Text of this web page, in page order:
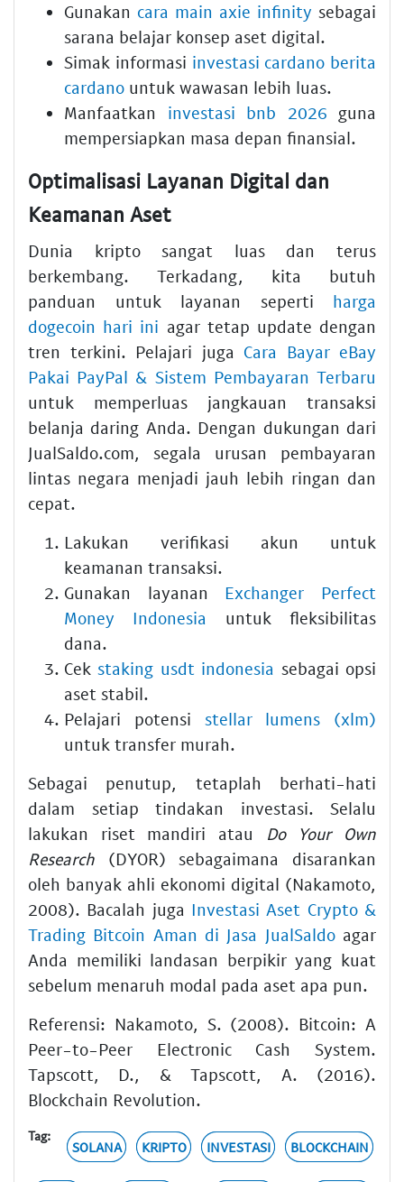
Gunakan cara main axie infinity sebagai
sarana belajar konsep aset digital.
Simak informasi investasi cardano berita
cardano untuk wawasan lebih luas.
Manfaatkan investasi bnb 2026 guna
mempersiapkan masa depan finansial.
Optimalisasi Layanan Digital dan
Keamanan Aset
Dunia kripto sangat luas dan terus
berkembang. Terkadang, kita butuh
panduan untuk layanan seperti harga
dogecoin hari ini agar tetap update dengan
tren terkini. Pelajari juga Cara Bayar eBay
Pakai PayPal & Sistem Pembayaran Terbaru
untuk memperluas jangkauan transaksi
belanja daring Anda. Dengan dukungan dari
JualSaldo.com, segala urusan pembayaran
lintas negara menjadi jauh lebih ringan dan
cepat.
Lakukan verifikasi akun untuk
keamanan transaksi.
Gunakan layanan Exchanger Perfect
Money Indonesia
untuk fleksibilitas
dana.
Cekstaking usdt indonesia sebagai opsi
aset stabil.
Pelajari potensi stellar lumens (xlm)
untuk transfer murah.
Sebagai penutup, tetaplah berhati-hati
dalam setiap tindakan investasi. Selalu
lakukan riset mandiri atau
Do Your Own
Research (DYOR) sebagaimana disarankan
oleh banyak ahli ekonomi digital (Nakamoto,
2008). Bacalah juga Investasi Aset Crypto &
Trading Bitcoin Aman di Jasa JualSaldoagar
Anda memiliki landasan berpikir yang kuat
sebelum menaruh modal pada aset apa pun.
Referensi: Nakamoto, S. (2008). Bitcoin: A
Peer-to-Peer Electronic Cash System.
Tapscott, D., & Tapscott, A. (2016).
Blockchain Revolution.
Tag:
SOLANA KRIPTO INVESTASI BLOCKCHAIN